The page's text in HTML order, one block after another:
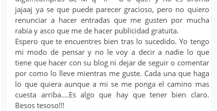
jajaaj ya se que puede parecer gracioso, pero no quiero
renunciar a hacer entradas que me gusten por mucha
rabia y asco que me de hacer publicidad gratuita.
Espero que te encuentres bien tras lo sucedido. Yo tengo
mi modo de pensar y no le voy a decir a nadie lo que
tiene que hacer con su blog ni dejar de seguir o comentar
por como lo lleve mientras me guste. Cada una que haga
lo que quiera aunque a mi se me ponga el camino mas
cuesta arriba....Es algo que hay que tener bien claro.
Besos tesoso!!!